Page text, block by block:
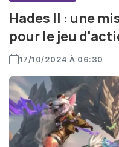
Hades II : une
pour le jeu
17/10/2024 À 06:30